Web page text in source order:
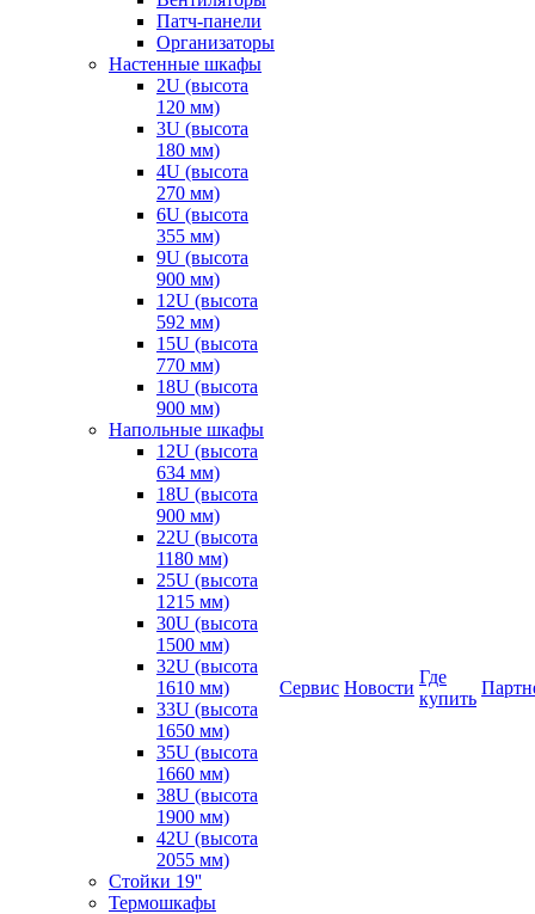
Патч-панели
Организаторы
Настенные шкафы
2U (высота
120 мм)
3U (высота
180 мм)
4U (высота
270 мм)
6U (высота
355 мм)
9U (высота
900 мм)
12U (высота
592 мм)
15U (высота
770 мм)
18U (высота
900 мм)
Напольные шкафы
12U (высота
634 мм)
18U (высота
900 мм)
22U (высота
1180 мм)
25U (высота
1215 мм)
30U (высота
1500 мм)
32U (высота
1610 мм)
33U (высота
1650 мм)
35U (высота
1660 мм)
38U (высота
1900 мм)
42U (высота
2055 мм)
Стойки 19''
Термошкафы
Сервис Новости
Где
купить